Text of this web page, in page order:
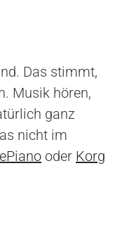
Das stimmt,
Musik hören,
ganz
nicht im
oder Korg